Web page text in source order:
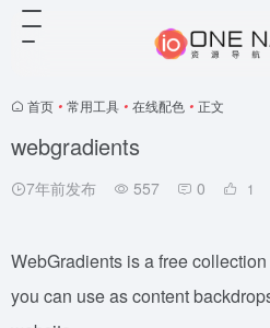
首页 • 常用工具 • 在线配色 • 正文
webgradients
7年前发布 557 0 1
WebGradients is a free
you can use as content